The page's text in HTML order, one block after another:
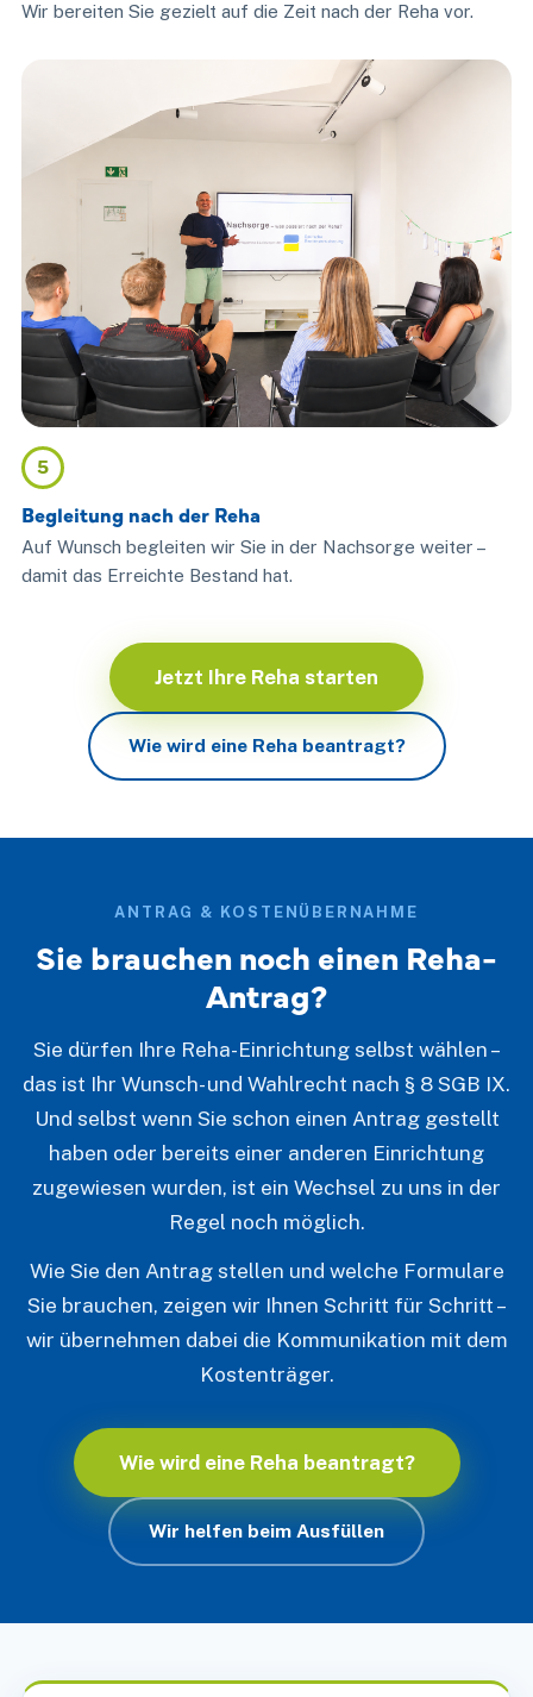
Wir bereiten Sie gezielt auf die Zeit nach der Reha vor.
5
Begleitung nach der Reha
Auf Wunsch begleiten wir Sie in der Nachsorge weiter –
damit das Erreichte Bestand hat.
Jetzt Ihre Reha starten
Wie wird eine Reha beantragt?
ANTRAG & KOSTENÜBERNAHME
Sie brauchen noch einen Reha-
Antrag?
Sie dürfen Ihre Reha-Einrichtung selbst wählen –
das ist Ihr Wunsch- und Wahlrecht nach § 8 SGB IX.
Und selbst wenn Sie schon einen Antrag gestellt
haben oder bereits einer anderen Einrichtung
zugewiesen wurden, ist ein Wechsel zu uns in der
Regel noch möglich.
Wie Sie den Antrag stellen und welche Formulare
Sie brauchen, zeigen wir Ihnen Schritt für Schritt –
wir übernehmen dabei die Kommunikation mit dem
Kostenträger.
Wie wird eine Reha beantragt?
Wir helfen beim Ausfüllen